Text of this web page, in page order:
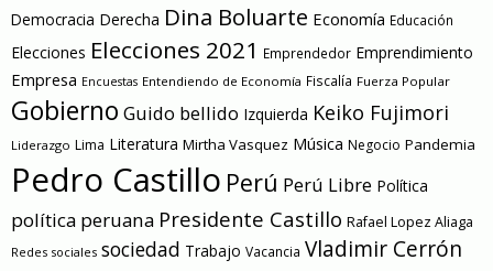
Democracia Derecha Dina Boluarte Economía Educación
Elecciones Elecciones 2021 Emprendedor Emprendimiento
Empresa Encuestas Entendiendo de Economía Fiscalía Fuerza Popular
Gobierno Guido bellido Izquierda Keiko Fujimori
Liderazgo Lima Literatura Mirtha Vasquez Música Negocio Pandemia
Pedro Castillo Perú Perú Libre Política
política peruana Presidente Castillo Rafael Lopez Aliaga
Redes sociales sociedad Trabajo Vacancia Vladimir Cerrón